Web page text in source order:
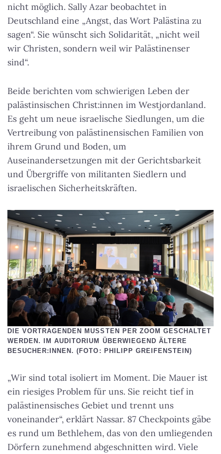
nicht möglich. Sally Azar beobachtet in
Deutschland eine „Angst, das Wort Palästina zu
sagen“. Sie wünscht sich Solidarität, „nicht weil
wir Christen, sondern weil wir Palästinenser
sind“.
Beide berichten vom schwierigen Leben der
palästinsischen Christ:innen im Westjordanland.
Es geht um neue israelische Siedlungen, um die
Vertreibung von palästinensischen Familien von
ihrem Grund und Boden, um
Auseinandersetzungen mit der Gerichtsbarkeit
und Übergriffe von militanten Siedlern und
israelischen Sicherheitskräften.
DIE VORTRAGENDEN MUSSTEN PER ZOOM GESCHALTET
WERDEN. IM AUDITORIUM ÜBERWIEGEND ÄLTERE
BESUCHER:INNEN. (FOTO: PHILIPP GREIFENSTEIN)
„Wir sind total isoliert im Moment. Die Mauer ist
ein riesiges Problem für uns. Sie reicht tief in
palästinensisches Gebiet und trennt uns
voneinander“, erklärt Nassar. 87 Checkpoints gäbe
es rund um Bethlehem, das von den umliegenden
Dörfern zunehmend abgeschnitten wird. Viele